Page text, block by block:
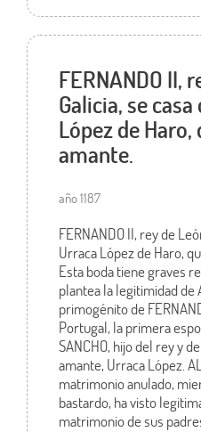
FERNANDO II,
Galicia, se
López de
amante.
año 1187
FERNANDO II, rey de
Urraca López de Haro,
Esta boda tiene graves
plantea la legitimidad de
primogénito de
Portugal, la primera
SANCHO, hijo del rey y
amante, Urraca López.
matrimonio anulado,
bastardo, ha visto
matrimonio de sus